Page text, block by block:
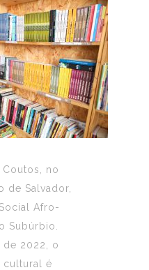
no
de Salvador,
Afro-
Subúrbio.
de 2022, o
cultural é